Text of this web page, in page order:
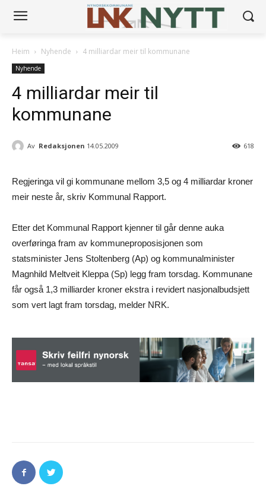
Heim Nyhende 4 milliardar meir til kommunane
Nyhende
4 milliardar meir til
kommunane
Av Redaksjonen 14.05.2009 618
Regjeringa vil gi kommunane mellom 3,5 og 4 milliardar kroner
meir neste år, skriv Kommunal Rapport.
Etter det Kommunal Rapport kjenner til går denne auka
overføringa fram av kommuneproposisjonen som
statsminister Jens Stoltenberg (Ap) og kommunalminister
Magnhild Meltveit Kleppa (Sp) legg fram torsdag. Kommunane
får også 1,3 milliarder kroner ekstra i revidert nasjonalbudsjett
som vert lagt fram torsdag, melder NRK.